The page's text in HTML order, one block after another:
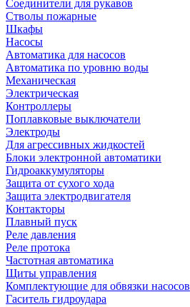
Соединители для рукавов
Стволы пожарные
Шкафы
Насосы
Автоматика для насосов
Автоматика по уровню воды
Механическая
Электрическая
Контроллеры
Поплавковые выключатели
Электроды
Для агрессивных жидкостей
Блоки электронной автоматики
Гидроаккумуляторы
Защита от сухого хода
Защита электродвигателя
Контакторы
Плавный пуск
Реле давления
Реле протока
Частотная автоматика
Щиты управления
Комплектующие для обвязки насосов
Гаситель гидроудара